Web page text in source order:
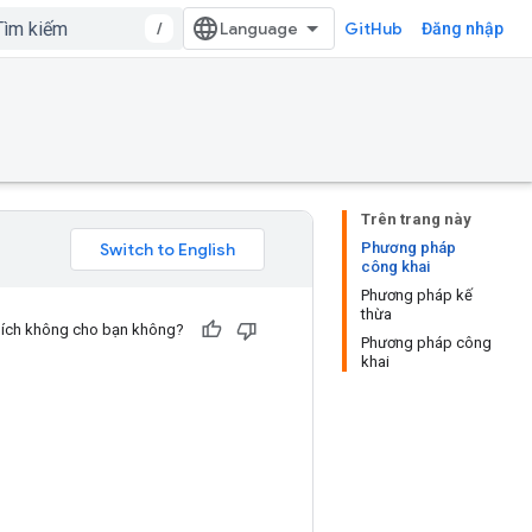
/ GitHub Đăng nhập
Trên trang này
Phương pháp
công khai
Phương pháp kế
thừa
Phương pháp công
khai
không cho bạn không?